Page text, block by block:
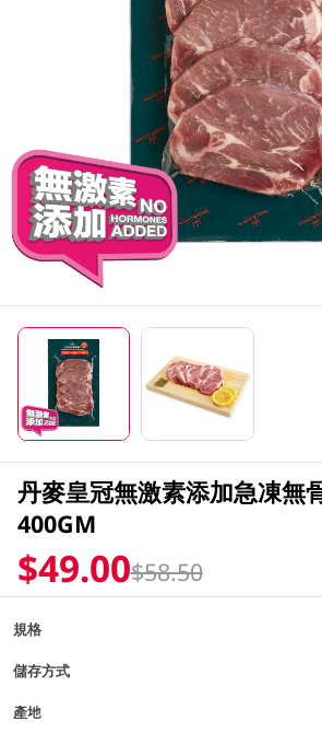
丹麥皇冠無激素添加急凍無
400GM
$49.00$58.50
規格
儲存方式
產地